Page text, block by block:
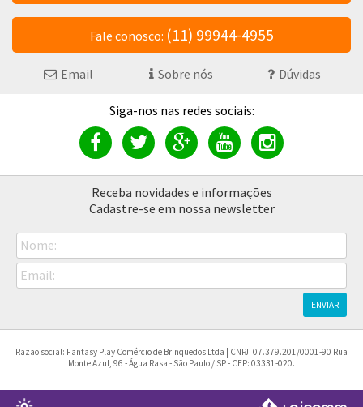
Fale conosco: (11) 99944-4955
Email Sobre nós Dúvidas
Receba novidades e informações
Cadastre-se em nossa newsletter
Nome:
Email:
ENVIAR
Razão social: Fantasy Play Comércio de Brinquedos Ltda | CNPJ: 07.379.201/0001-90 Rua
Monte Azul, 96 - Água Rasa - São Paulo / SP - CEP: 03331-020.